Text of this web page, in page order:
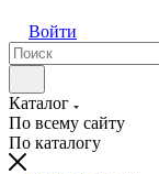
Войти
Каталог
По всему сайту
По каталогу